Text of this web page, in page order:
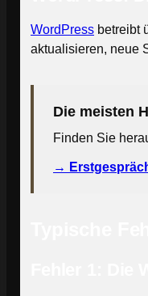
WordPress betreibt
aktualisieren, neue
Die meisten
Finden Sie
→